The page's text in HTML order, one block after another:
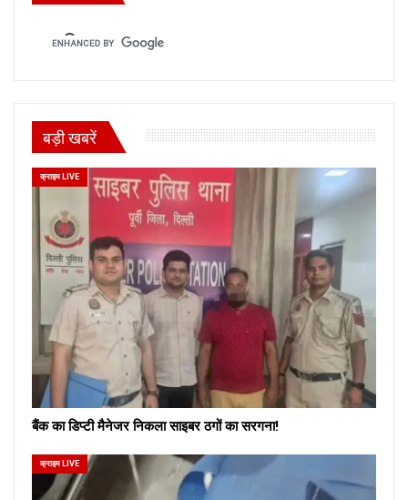
बड़ी खबरें
क्राइम LIVE
बैंक का डिप्टी मैनेजर निकला साइबर ठगों का सरगना!
क्राइम LIVE